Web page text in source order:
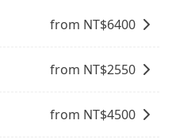
常來說，線上刷卡付款
確認空房，事後也不用
平台同時上架而發生超
多的飯店，不然就是還
民宿方面，如不怕麻
from NT$6400
from NT$2550
from NT$4500